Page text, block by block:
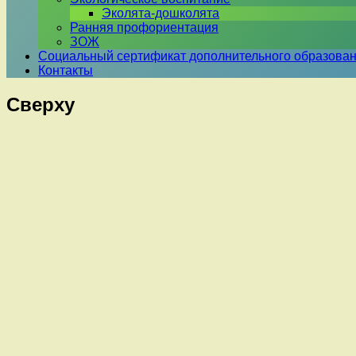
Эколята-дошколята
Ранняя профориентация
ЗОЖ
Социальный сертификат дополнительного
Контакты
Сверху